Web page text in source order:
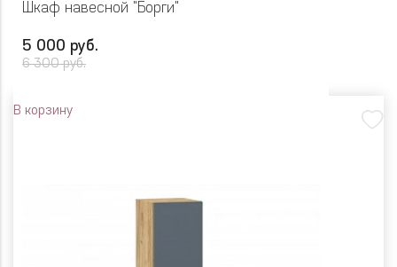
Шкаф навесной "Борги"
5 000 руб.
6 300 руб.
В корзину